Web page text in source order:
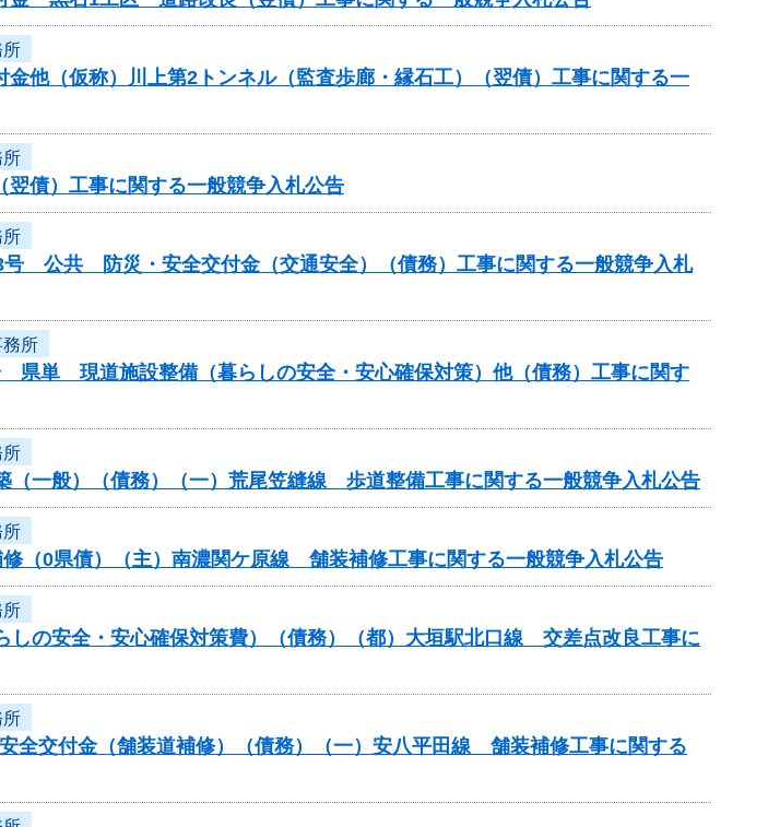
所
他（仮称）川上第2トンネル（監査歩廊・縁石工）（翌債）工事に関する一
所
債）工事に関する一般競争入札公告
所
号 公共 防災・安全交付金（交通安全）（債務）工事に関する一般競争入札
務所
県単 現道施設整備（暮らしの安全・安心確保対策）他（債務）工事に関す
所
（一般）（債務）（一）荒尾笠縫線 歩道整備工事に関する一般競争入札公告
所
（0県債）（主）南濃関ケ原線 舗装補修工事に関する一般競争入札公告
所
しの安全・安心確保対策費）（債務）（都）大垣駅北口線 交差点改良工事に
所
全交付金（舗装道補修）（債務）（一）安八平田線 舗装補修工事に関する